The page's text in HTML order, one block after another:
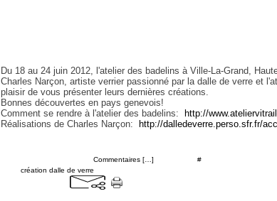
Du 18 au 24 juin 2012, l'atelier des badelins à Ville-La-Grand,
Charles Narçon, artiste verrier passionné par la dalle de verre et
plaisir de vous présenter leurs dernières créations.
Bonnes découvertes en pays genevois!
Comment se rendre à l'atelier des badelins:
http://
Réalisations de Charles Narçon:
http://dalledeverre.perso.sfr.fr/
Commentaires [ ] #
création dalle de verre